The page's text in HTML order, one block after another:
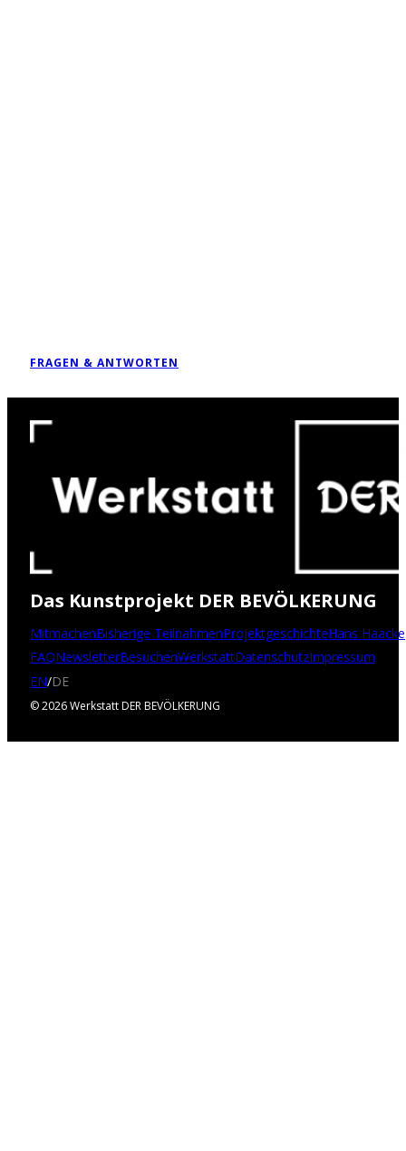
FRAGEN & ANTWORTEN
Das Kunstprojekt DER BEVÖLKERUNG
MitmachenBisherige TeilnahmenProjektgeschichteHans Haacke
FAQNewsletterBesuchenWerkstattDatenschutzImpressum
EN/DE
© 2026 Werkstatt DER BEVÖLKERUNG